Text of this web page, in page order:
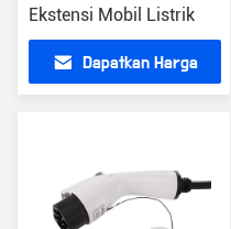
Ekstensi Mobil Listrik
Dapatkan Harga